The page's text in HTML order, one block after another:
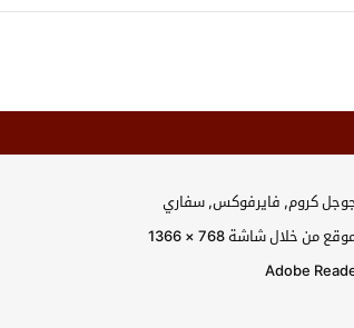
خلال شاشة 768 × 1366